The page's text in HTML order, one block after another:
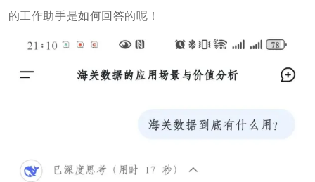
的工作助手是如何回答的呢！